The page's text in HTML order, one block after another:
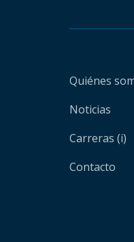
Quiénes
Noticias
Carreras (i)
Contacto